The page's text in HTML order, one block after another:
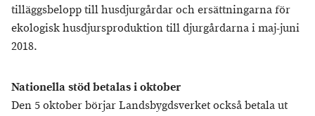
tilläggsbelopp till husdjurgårdar och ersättningarna för
ekologisk husdjursproduktion till djurgårdarna i maj-juni
2018.
Nationella stöd betalas i oktober
Den 5 oktober börjar Landsbygdsverket också betala ut